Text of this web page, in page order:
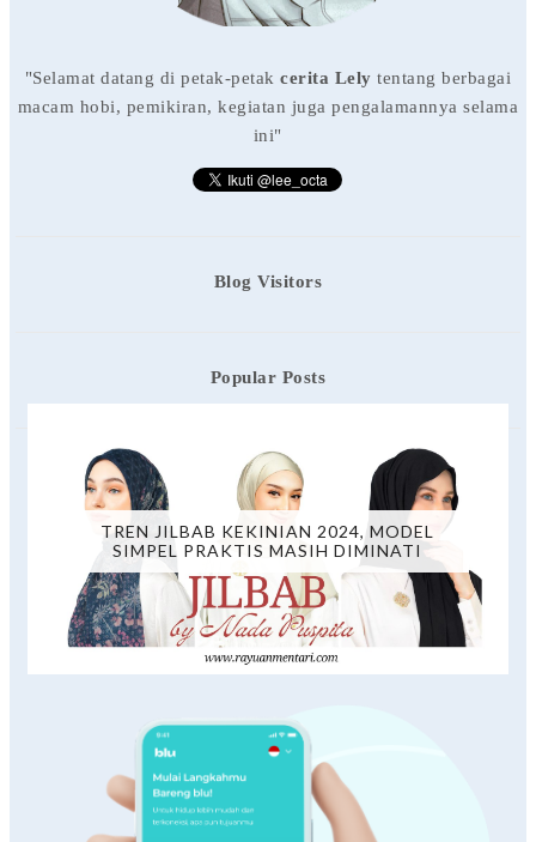
"Selamat datang di petak-petakcerita Lely tentang berbagai
macam hobi, pemikiran, kegiatan juga pengalamannya selama
ini"
Blog Visitors
Popular Posts
TREN JILBAB KEKINIAN 2024, MODEL
SIMPEL PRAKTIS MASIH DIMINATI